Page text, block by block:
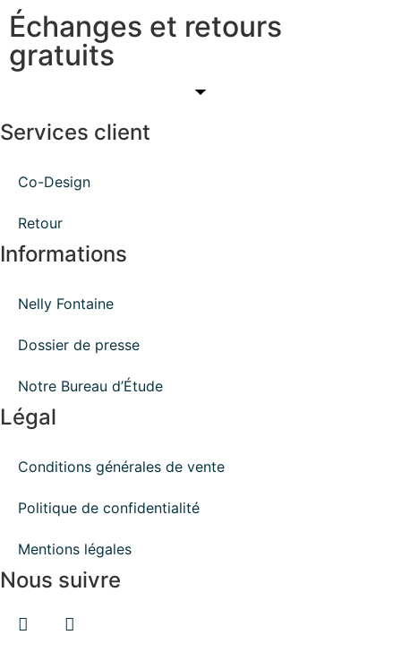
Échanges et retours
gratuits
Services client
Co-Design
Retour
Informations
Nelly Fontaine
Dossier de presse
Notre Bureau d’Étude
Légal
Conditions générales de vente
Politique de confidentialité
Mentions légales
Nous suivre
FacebookInstagram